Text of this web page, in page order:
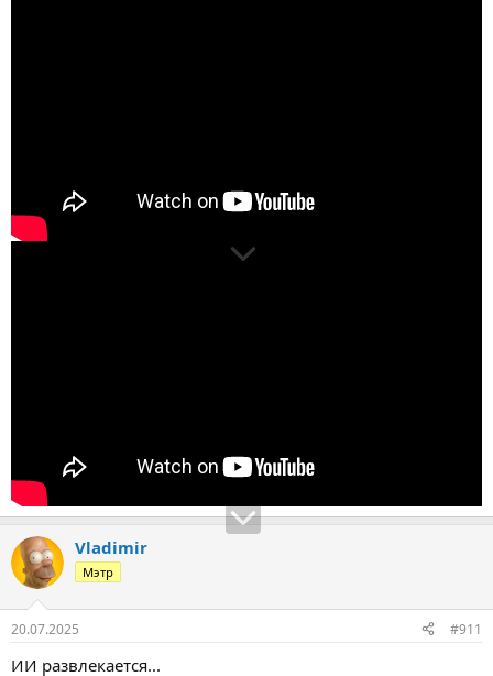
Vladimir
Мэтр
20.07.2025 #911
ИИ развлекается...